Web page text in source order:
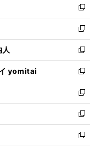
く
で
開
く
ド
ウ
で
開
く
い
ウ
ィ
ン
ド
ウ
で
開
く
新
し
い
ウ
ィ
ン
ド
ウ
で
開
く
新
し
い
ウ
ィ
ン
ド
ウ
で
開
く
新
し
い
ウ
ィ
ン
ド
ウ
で
開
yomitai
新
し
い
ウ
ィ
ン
ド
ウ
新
し
い
ウ
ィ
ン
新
し
い
ウ
新
し